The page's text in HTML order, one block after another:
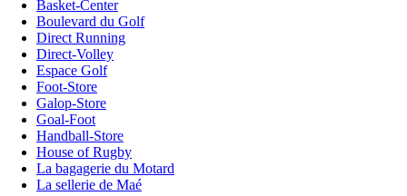
Basket-Center
Boulevard du Golf
Direct Running
Direct-Volley
Espace Golf
Foot-Store
Galop-Store
Goal-Foot
Handball-Store
House of Rugby
La bagagerie du Motard
La sellerie de Maé